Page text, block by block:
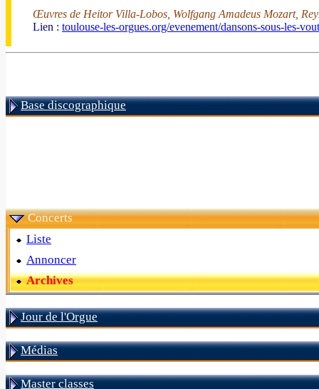
Œuvres de Heitor Villa-Lobos, Wolfgang Amadeus Mozart,
Lien : toulouse-les-orgues.org/evenement/dansons-sous-les-
Base discographique
Concerts
Liste
Annoncer
Archives
Jour de l'Orgue
Médias
Master classes